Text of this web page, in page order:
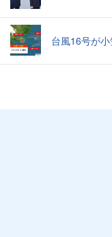
台風16号が